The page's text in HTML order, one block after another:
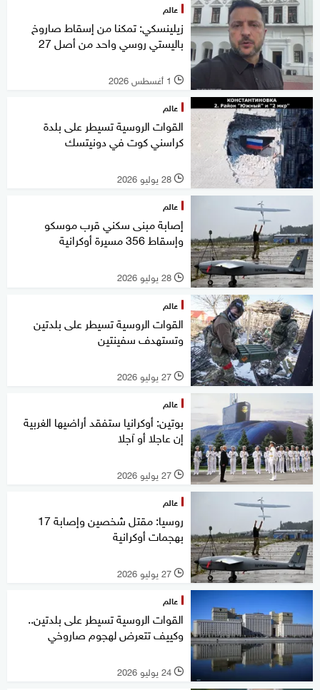
عالم
زيلينسكي: تمكنا من إسقاط صاروخ
باليستي روسي واحد من أصل 27
l 1 أغسطس 2026
عالم
القوات الروسية تسيطر على بلدة
كراسني كوت في دونيتسك
l 28 يوليو 2026
عالم
إصابة مبنى سكني قرب موسكو
وإسقاط 356 مسيرة أوكرانية
l 28 يوليو 2026
عالم
القوات الروسية تسيطر على بلدتين
وتستهدف سفينتين
l 27 يوليو 2026
عالم
بوتين: أوكرانيا ستفقد أراضيها الغربية
إن عاجلا أو آجلا
l 27 يوليو 2026
عالم
روسيا: مقتل شخصين وإصابة 17
بهجمات أوكرانية
l 27 يوليو 2026
عالم
القوات الروسية تسيطر على بلدتين..
وكييف تتعرض لهجوم صاروخي
l 24 يوليو 2026